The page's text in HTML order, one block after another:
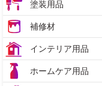
塗装用品
補修材
インテリア用品
ホームケア用品